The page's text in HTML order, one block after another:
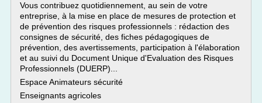
Vous contribuez quotidiennement, au sein de votre
entreprise, à la mise en place de mesures de protection et
de prévention des risques professionnels : rédaction des
consignes de sécurité, des fiches pédagogiques de
prévention, des avertissements, participation à l'élaboration
et au suivi du Document Unique d'Evaluation des Risques
Professionnels (DUERP)...
Espace Animateurs sécurité
Enseignants agricoles